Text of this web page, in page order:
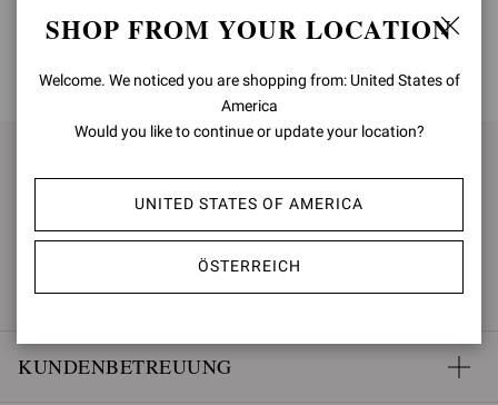
FÜR NEUIGKEITEN ANMELDEN
ANMELDEN
KUNDENBETREUUNG
SHOP FROM YOUR LOCATION
Welcome. We noticed you are shopping from: United States of
America
Would you like to continue or update your location?
UNITED STATES OF AMERICA
ÖSTERREICH